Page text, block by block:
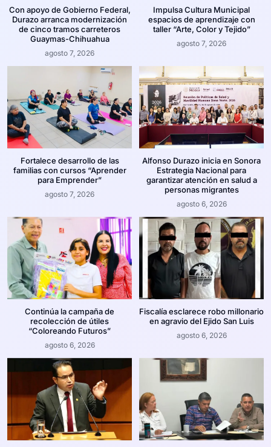
Con apoyo de Gobierno Federal,
Durazo arranca modernización
de cinco tramos carreteros
Guaymas-Chihuahua
agosto 7, 2026
Impulsa Cultura Municipal
espacios de aprendizaje con
taller “Arte, Color y Tejido”
agosto 7, 2026
Fortalece desarrollo de las
familias con cursos “Aprender
para Emprender”
agosto 7, 2026
Alfonso Durazo inicia en Sonora
Estrategia Nacional para
garantizar atención en salud a
personas migrantes
agosto 6, 2026
Continúa la campaña de
recolección de útiles
“Coloreando Futuros”
agosto 6, 2026
Fiscalía esclarece robo millonario
en agravio del Ejido San Luis
agosto 6, 2026